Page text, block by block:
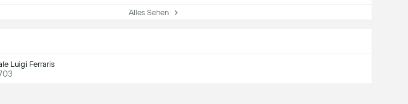
Luigi Ferraris
Alles Sehen